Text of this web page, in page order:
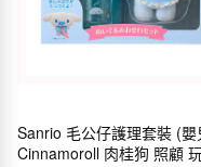
Sanrio 毛公仔護理套裝 (嬰
Cinnamoroll 肉桂狗 照顧